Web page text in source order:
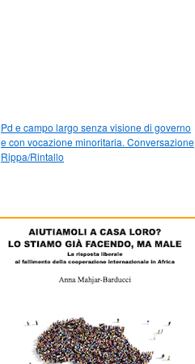
Pd e campo largo senza visione di governo
e con vocazione minoritaria. Conversazione
Rippa/Rintallo